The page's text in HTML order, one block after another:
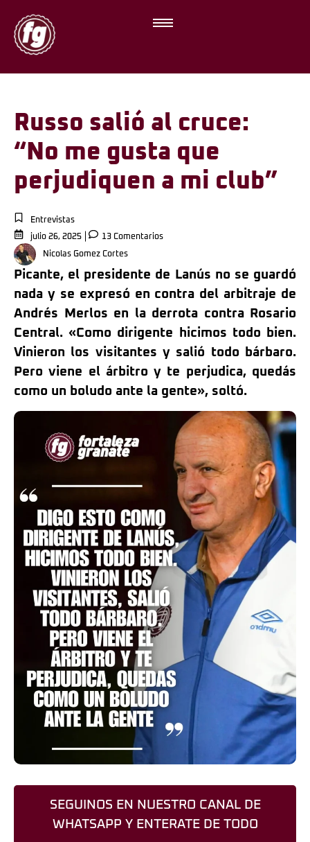
Russo salió al cruce:
“No me gusta que
perjudiquen a mi club”
Entrevistas
julio 26, 2025
13 Comentarios
Nicolas Gomez Cortes
Picante, el presidente de Lanús no se guardó
nada y se expresó en contra del arbitraje de
Andrés Merlos en la derrota contra Rosario
Central. «Como dirigente hicimos todo bien.
Vinieron los visitantes y salió todo bárbaro.
Pero viene el árbitro y te perjudica, quedás
como un boludo ante la gente», soltó.
SEGUINOS EN NUESTRO CANAL DE
WHATSAPP Y ENTERATE DE TODO